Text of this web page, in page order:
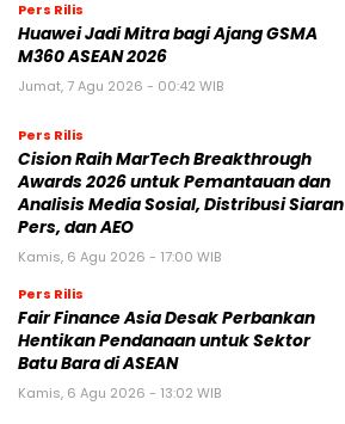
Pers Rilis
Huawei Jadi Mitra bagi Ajang GSMA
M360 ASEAN 2026
Jumat, 7 Agu 2026 - 00:42 WIB
Pers Rilis
Cision Raih MarTech Breakthrough
Awards 2026 untuk Pemantauan dan
Analisis Media Sosial, Distribusi Siaran
Pers, dan AEO
Kamis, 6 Agu 2026 - 17:00 WIB
Pers Rilis
Fair Finance Asia Desak Perbankan
Hentikan Pendanaan untuk Sektor
Batu Bara di ASEAN
Kamis, 6 Agu 2026 - 13:02 WIB